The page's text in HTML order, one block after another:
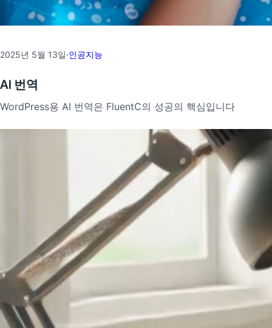
2025년 5월 13일·인공지능
AI 번역
WordPress용 AI 번역은 FluentC의 성공의 핵심입니다